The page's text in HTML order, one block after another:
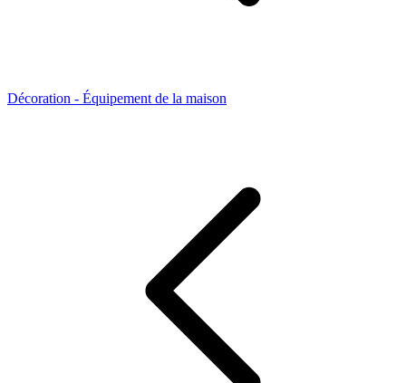
Décoration - Équipement de la maison